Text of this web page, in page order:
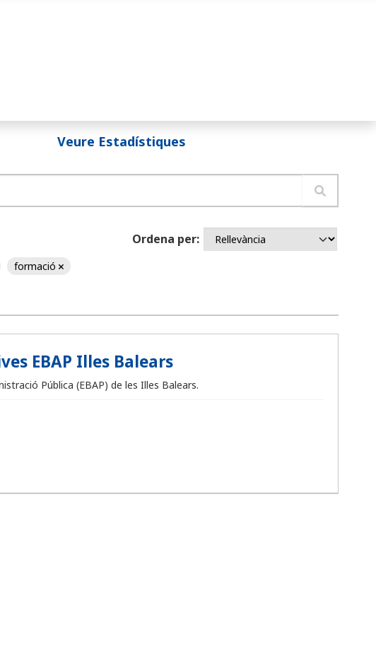
Veure Estadístiques
Ordena per
formació
EBAP Illes Balears
Pública (EBAP) de les Illes Balears.